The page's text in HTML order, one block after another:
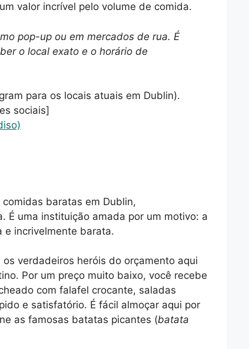
valor incrível pelo volume de comida.
pop-up ou em mercados de rua. É
o local exato e o horário de
para os locais atuais em Dublin).
sociais]
baratas em Dublin,
É uma instituição amada por um motivo: a
e incrivelmente barata.
verdadeiros heróis do orçamento aqui
Por um preço muito baixo, você recebe
com falafel crocante, saladas
e satisfatório. É fácil almoçar aqui por
as famosas batatas picantes (batata